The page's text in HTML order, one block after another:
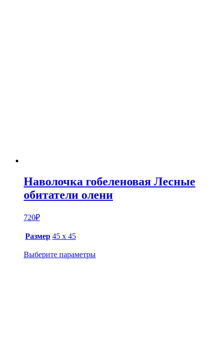
Наволочка гобеленовая Лесные
обитатели олени
720₽
Размер 45 х 45
Выберите параметры